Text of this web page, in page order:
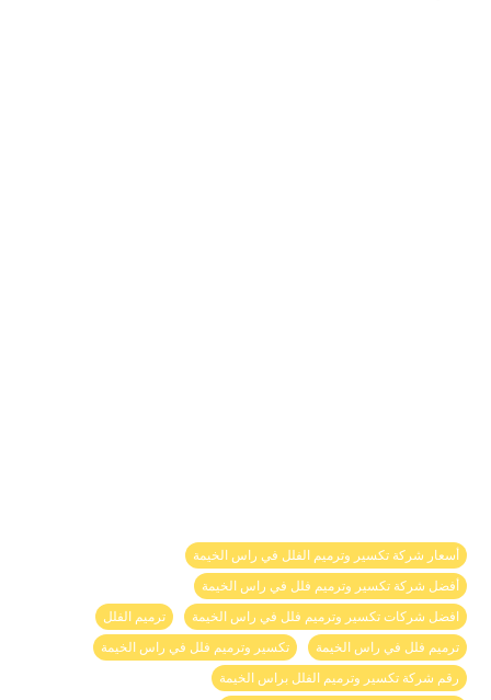
أسعار شركة تكسير وترميم الفلل في راس الخيمة
أفضل شركة تكسير وترميم فلل في راس الخيمة
افضل شركات تكسير وترميم فلل في راس الخيمة
ترميم الفلل
ترميم فلل في راس الخيمة
تكسير وترميم فلل في راس الخيمة
رقم شركة تكسير وترميم الفلل براس الخيمة